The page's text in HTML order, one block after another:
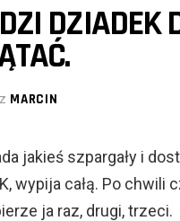
DZIADEK
MARCIN
jakieś szpargały i
wypija całą. Po
ja raz, drugi, trzeci.